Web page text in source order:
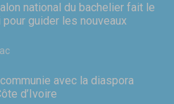
national du bachelier fait le
pour guider les nouveaux
avec la diaspora
d’Ivoire